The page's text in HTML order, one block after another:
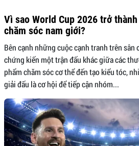
Vì sao World Cup 2026 trở
chăm sóc nam giới?
Bên cạnh những cuộc cạnh tranh trên sân
chứng kiến một trận đấu khác giữa các
phẩm chăm sóc cơ thể đến tạo kiểu tóc,
giải đấu là cơ hội để tiếp cận nhóm...